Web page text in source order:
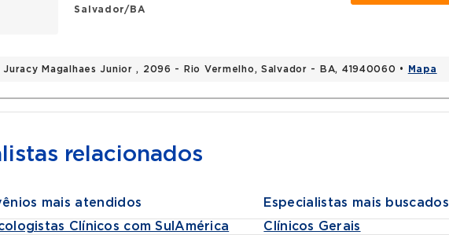
Salvador/BA
Juracy Magalhaes Junior , 2096 - Rio Vermelho, Salvador - BA, 41940060 • Mapa
relacionados
mais atendidos
Clínicos com SulAmérica
Especialistas mais buscados
Clínicos Gerais